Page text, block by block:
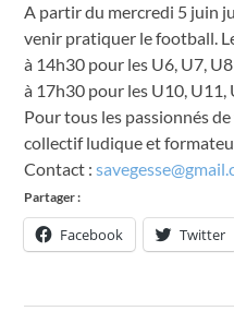
A partir du mercredi 5 juin
venir pratiquer le football.
à 14h30 pour les U6, U7,
à 17h30 pour les U10, U11,
Pour tous les passionnés
collectif ludique et
Contact :
Partager :
Facebook Twitter